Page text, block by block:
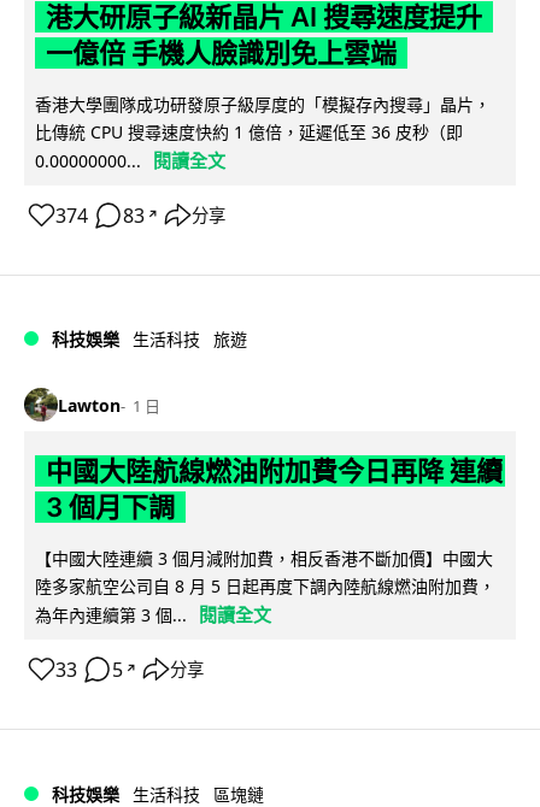
港大研原子級新晶片 AI 搜尋速度提升
一億倍 手機人臉識別免上雲端
香港大學團隊成功研發原子級厚度的「模擬存內搜尋」晶片，
比傳統 CPU 搜尋速度快約 1 億倍，延遲低至 36 皮秒（即
0.00000000...
閱讀全文
374 83 ↗ 分享
科技娛樂 生活科技 旅遊
Lawton 1 日
中國大陸航線燃油附加費今日再降 連續
3 個月下調
【中國大陸連續 3 個月減附加費，相反香港不斷加價】中國大
陸多家航空公司自 8 月 5 日起再度下調內陸航線燃油附加費，
為年內連續第 3 個...
閱讀全文
33 5 ↗ 分享
科技娛樂 生活科技 區塊鏈